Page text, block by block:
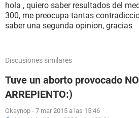
hola , quiero saber resultados del
300, me preocupa tantas
saber una segunda opinion, gracias
Discusiones similares
Tuve un aborto provocado
ARREPIENTO:)
Okaynop - 7 mar 2015 a las 15:46